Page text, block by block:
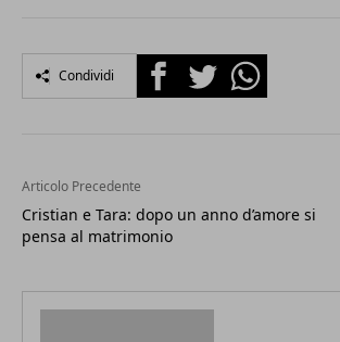
Condividi FacebookTwitterWhatsapp
Articolo Precedente
Cristian e Tara: dopo un anno d’amore si
pensa al matrimonio